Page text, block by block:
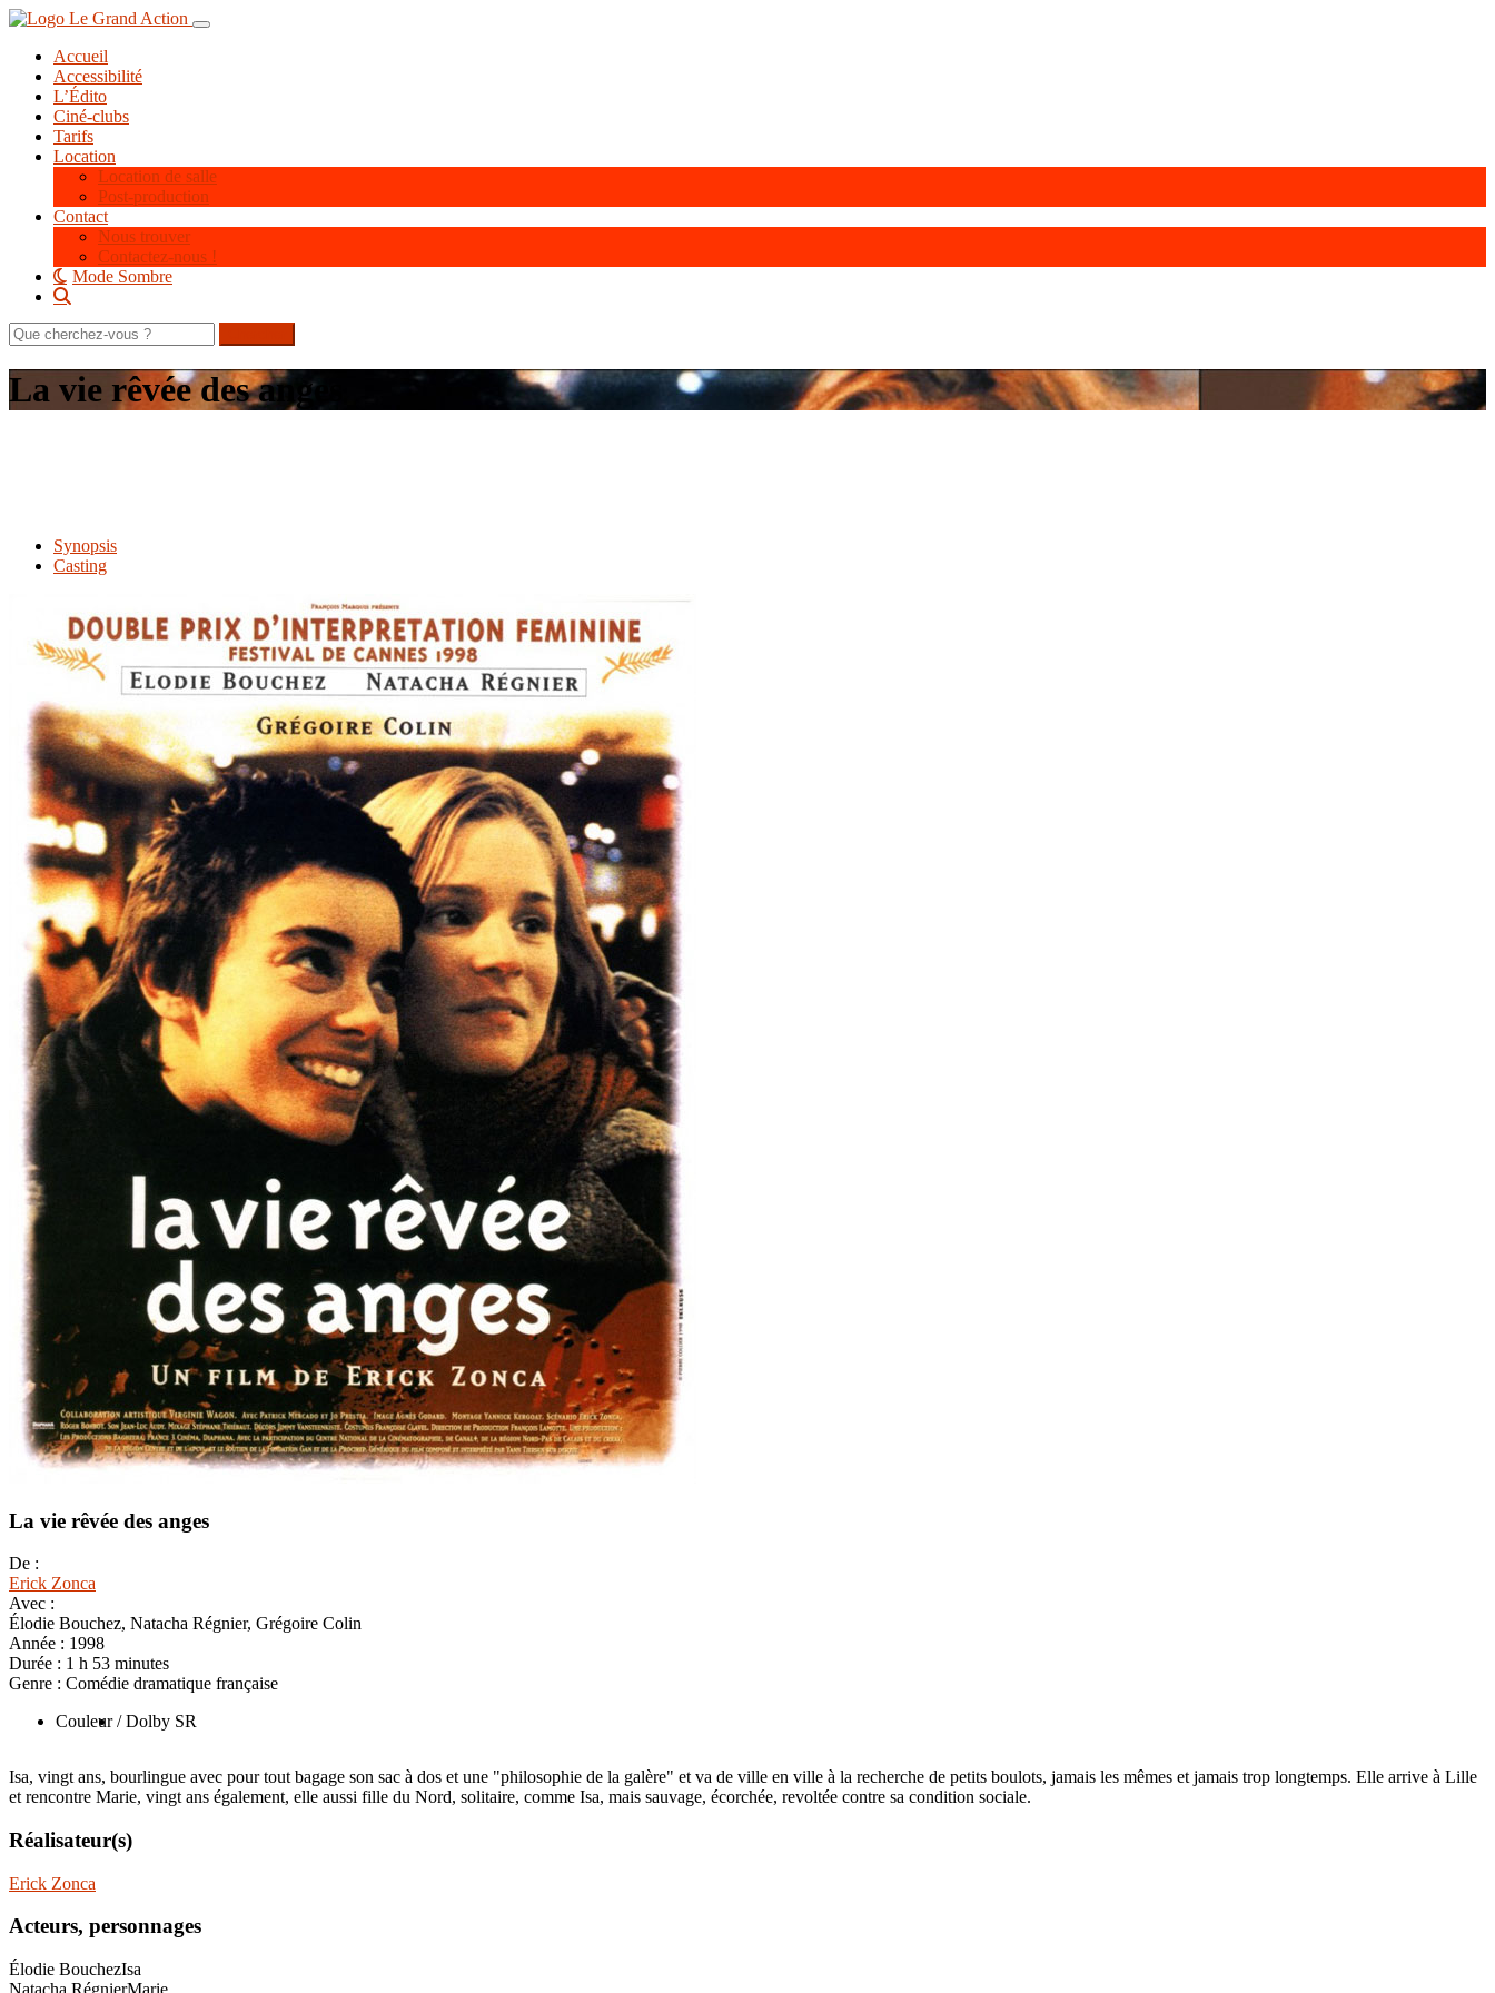
Aller
contenu
principal
Toggle navigation
Accueil
Accessibilité
L’Édito
Ciné-clubs
Tarifs
Location
Location de salle
Post-production
Contact
Nous trouver
Contactez-nous !
Mode Sombre
Rechercher
sur
le
site
La vie rêvée des anges
Synopsis
Casting
La vie rêvée des anges
De :
Erick Zonca
Avec :
Élodie Bouchez, Natacha Régnier, Grégoire Colin
Année : 1998
Durée : 1 h 53 minutes
Genre : Comédie dramatique française
Couleur / Dolby SR
Isa, vingt ans, bourlingue avec pour tout bagage son sac à dos et une "philosophie de la galère" et va de ville en ville à la recherche de petits boulots, jamais les mêmes et jamais trop longtemps. Elle arrive à Lille
et rencontre Marie, vingt ans également, elle aussi fille du Nord, solitaire, comme Isa, mais sauvage, écorchée, revoltée contre sa condition sociale.
Réalisateur(s)
Erick Zonca
Acteurs, personnages
Élodie BouchezIsa